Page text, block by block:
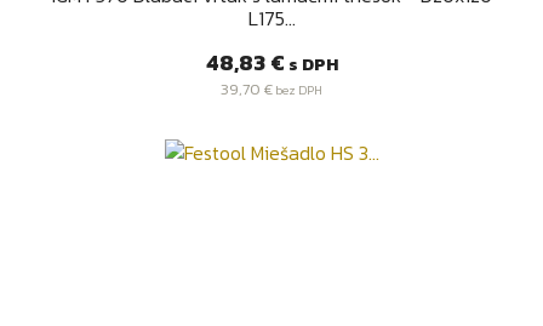
L175...
Cena
48,83 € s DPH
39,70 € bez DPH